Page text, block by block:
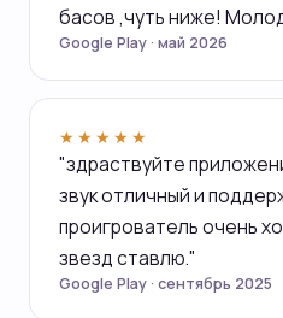
басов ,чуть ниже!
Google Play · май 2026
★★★★★
"здраствуйте
звук отличный и
проигрователь очень
звезд ставлю."
Google Play · сентябрь 2025